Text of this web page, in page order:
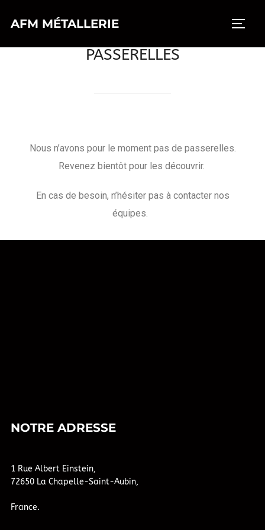
AFM MÉTALLERIE
PASSERELLES
Nous n’avons pour le moment pas de passerelles.
Revenez bientôt pour les découvrir.
En cas de besoin, n’hésiter pas à contacter nos
équipes.
NOTRE ADRESSE
1 Rue Albert Einstein,
72650 La Chapelle-Saint-Aubin,
France.